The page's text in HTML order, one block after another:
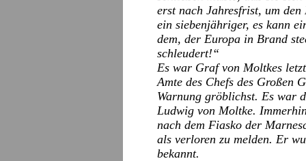
erst nach Jahresfrist, um
ein siebenjähriger, es kann
dem, der Europa in Brand
schleudert!“
Es war Graf von Moltkes
Amte des Chefs des Großen
Warnung gröblichst. Es war
Ludwig von Moltke.
nach dem Fiasko der
als verloren zu melden. Er
bekannt.